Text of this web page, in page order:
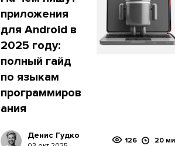
приложения
для Android в
2025 году:
полный гайд
по языкам
программиров
ания
Денис Гудко
126 20